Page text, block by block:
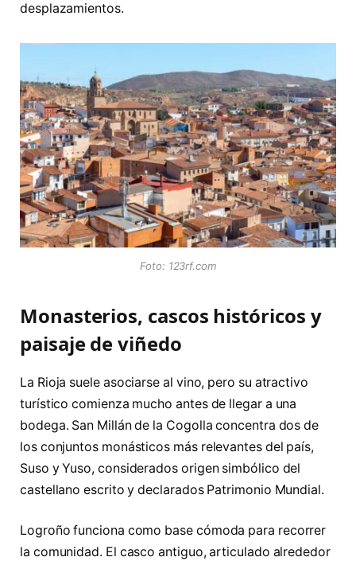
desplazamientos.
Foto: 123rf.com
Monasterios, cascos históricos y
paisaje de viñedo
La Rioja suele asociarse al vino, pero su atractivo
turístico comienza mucho antes de llegar a una
bodega. San Millán de la Cogolla concentra dos de
los conjuntos monásticos más relevantes del país,
Suso y Yuso, considerados origen simbólico del
castellano escrito y declarados Patrimonio Mundial.
Logroño funciona como base cómoda para recorrer
la comunidad. El casco antiguo, articulado alrededor